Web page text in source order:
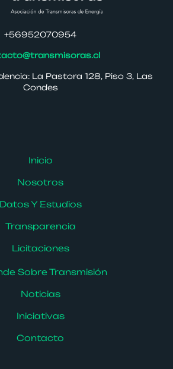
+56952070954
La Pastora 128, Piso 3, Las
Condes
Inicio
Nosotros
Datos Y Estudios
Transparencia
Licitaciones
Sobre Transmisión
Noticias
Iniciativas
Contacto